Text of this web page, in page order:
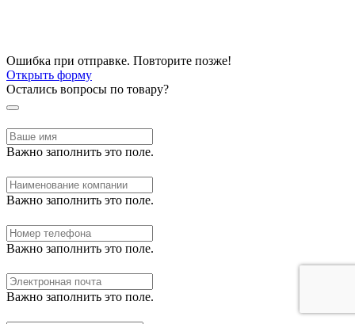
Ошибка при отправке. Повторите позже!
Открыть форму
Остались вопросы по товару?
Важно заполнить это поле.
Важно заполнить это поле.
Важно заполнить это поле.
Важно заполнить это поле.